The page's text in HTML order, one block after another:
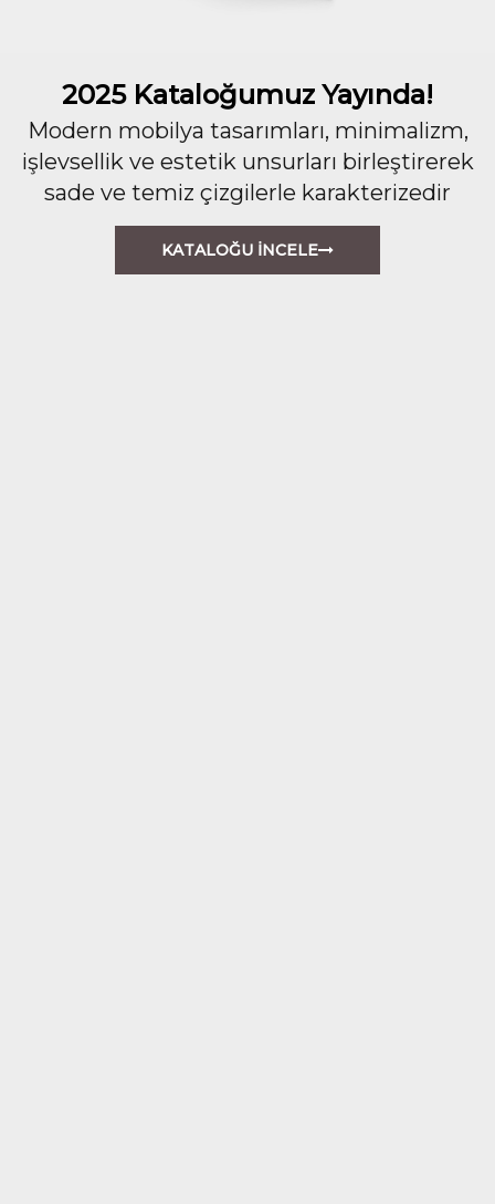
2025 Kataloğumuz Yayında!
Modern mobilya tasarımları, minimalizm,
işlevsellik ve estetik unsurları birleştirerek
sade ve temiz çizgilerle karakterizedir
KATALOĞU İNCELE